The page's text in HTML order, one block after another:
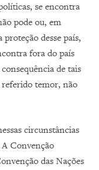
se encontra
pode ou, em
desse país,
fora do país
de tais
referido temor, não
circunstâncias
A Convenção
das Nações